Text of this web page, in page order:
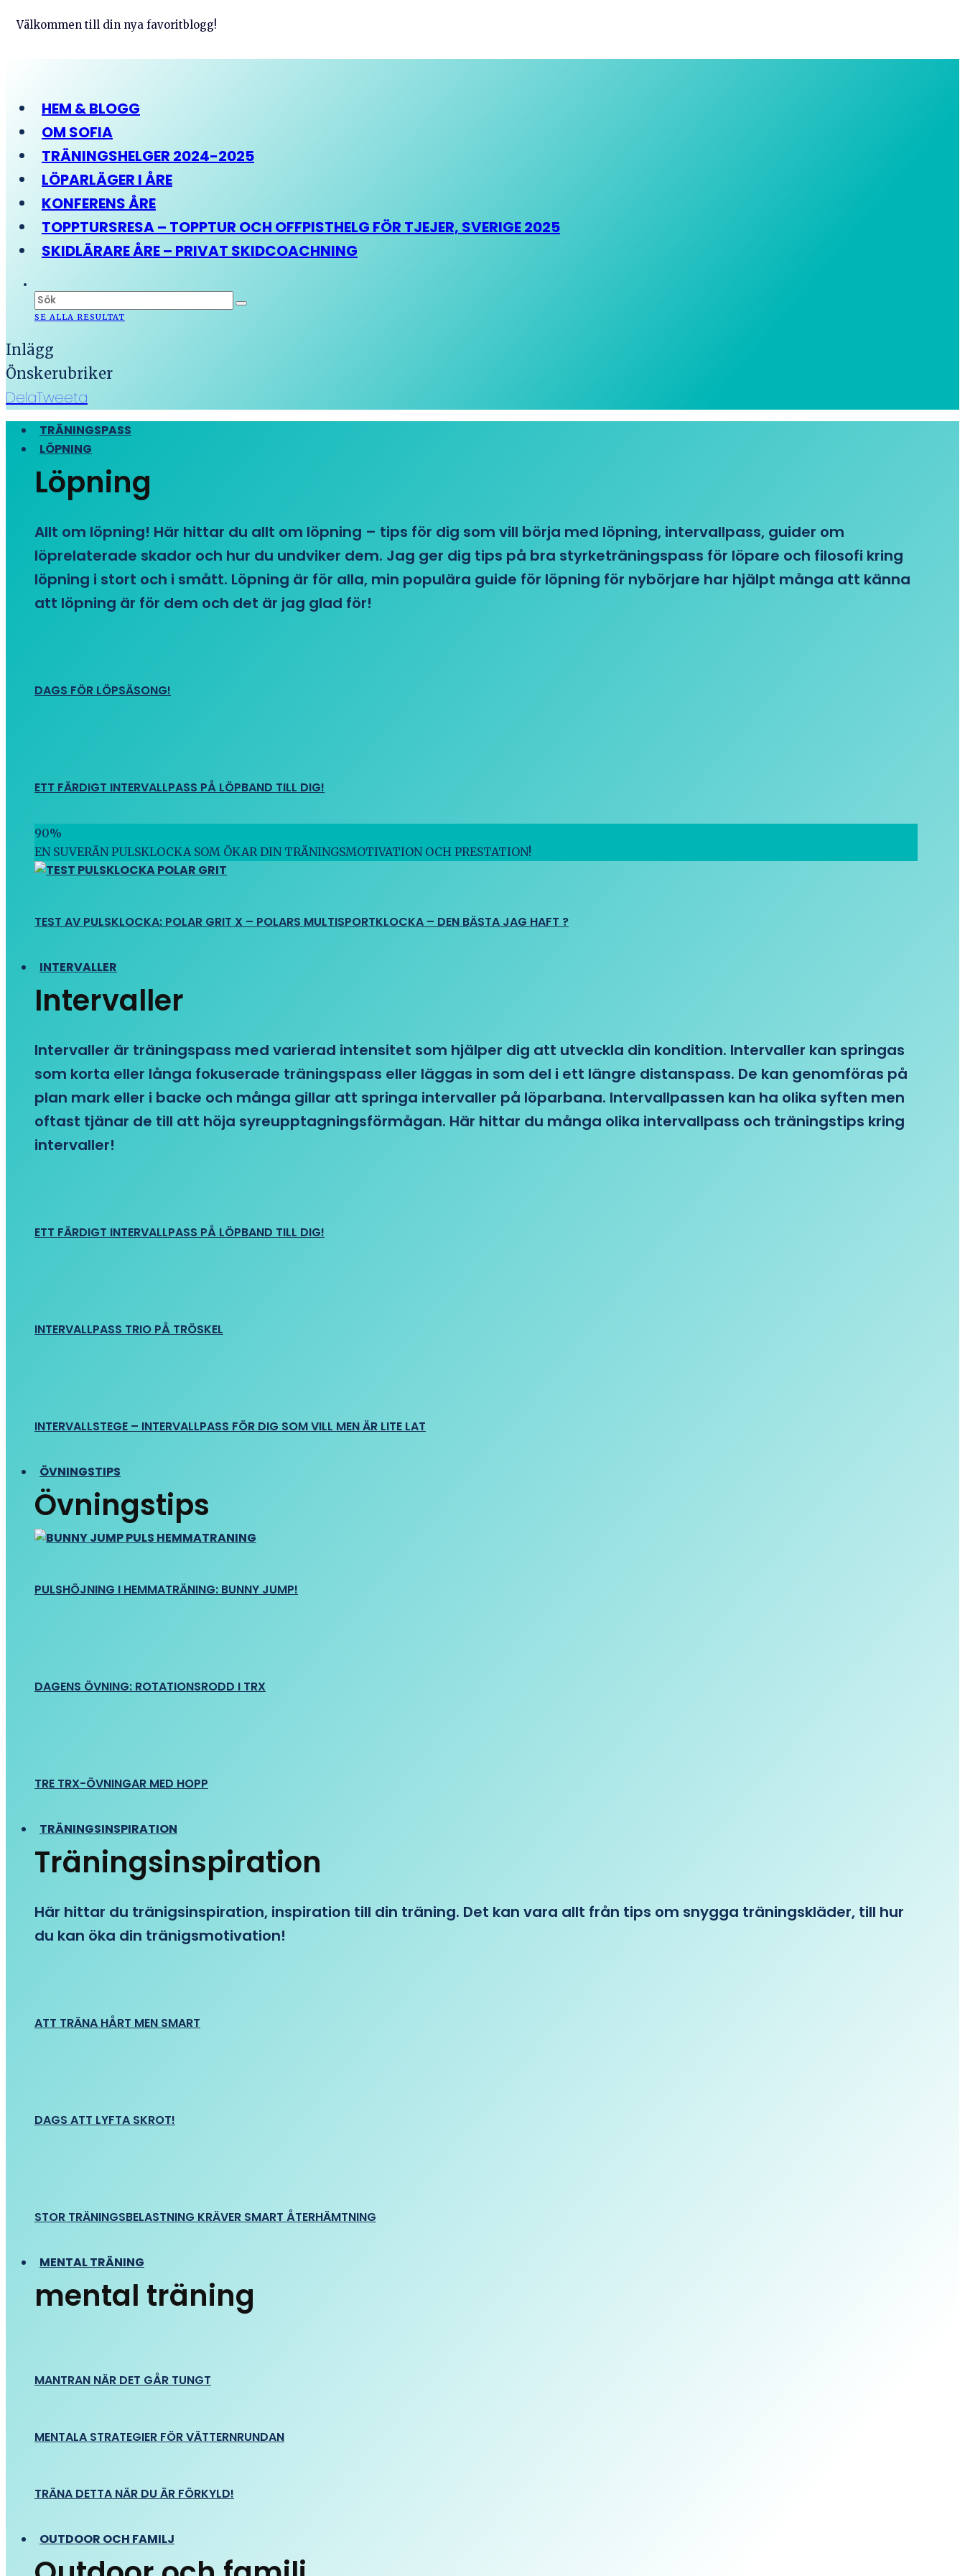
Välkommen till din nya favoritblogg!
HEM & BLOGG
OM SOFIA
TRÄNINGSHELGER 2024-2025
LÖPARLÄGER I ÅRE
KONFERENS ÅRE
TOPPTURSRESA – TOPPTUR OCH OFFPISTHELG FÖR TJEJER, SVERIGE 2025
SKIDLÄRARE ÅRE – PRIVAT SKIDCOACHNING
SE ALLA RESULTAT
Inlägg
Önskerubriker
DelaTweeta
TRÄNINGSPASS
LÖPNING
Löpning
Allt om löpning! Här hittar du allt om löpning – tips för dig som vill börja med löpning, intervallpass, guider om
löprelaterade skador och hur du undviker dem. Jag ger dig tips på bra styrketräningspass för löpare och filosofi kring
löpning i stort och i smått. Löpning är för alla, min populära guide för löpning för nybörjare har hjälpt många att känna
att löpning är för dem och det är jag glad för!
DAGS FÖR LÖPSÄSONG!
ETT FÄRDIGT INTERVALLPASS PÅ LÖPBAND TILL DIG!
90%
EN SUVERÄN PULSKLOCKA SOM ÖKAR DIN TRÄNINGSMOTIVATION OCH PRESTATION!
TEST AV PULSKLOCKA: POLAR GRIT X – POLARS MULTISPORTKLOCKA – DEN BÄSTA JAG HAFT ?
INTERVALLER
Intervaller
Intervaller är träningspass med varierad intensitet som hjälper dig att utveckla din kondition. Intervaller kan springas
som korta eller långa fokuserade träningspass eller läggas in som del i ett längre distanspass. De kan genomföras på
plan mark eller i backe och många gillar att springa intervaller på löparbana. Intervallpassen kan ha olika syften men
oftast tjänar de till att höja syreupptagningsförmågan. Här hittar du många olika intervallpass och träningstips kring
intervaller!
ETT FÄRDIGT INTERVALLPASS PÅ LÖPBAND TILL DIG!
INTERVALLPASS TRIO PÅ TRÖSKEL
INTERVALLSTEGE – INTERVALLPASS FÖR DIG SOM VILL MEN ÄR LITE LAT
ÖVNINGSTIPS
Övningstips
PULSHÖJNING I HEMMATRÄNING: BUNNY JUMP!
DAGENS ÖVNING: ROTATIONSRODD I TRX
TRE TRX-ÖVNINGAR MED HOPP
TRÄNINGSINSPIRATION
Träningsinspiration
Här hittar du tränigsinspiration, inspiration till din träning. Det kan vara allt från tips om snygga träningskläder, till hur
du kan öka din tränigsmotivation!
ATT TRÄNA HÅRT MEN SMART
DAGS ATT LYFTA SKROT!
STOR TRÄNINGSBELASTNING KRÄVER SMART ÅTERHÄMTNING
MENTAL TRÄNING
mental träning
MANTRAN NÄR DET GÅR TUNGT
MENTALA STRATEGIER FÖR VÄTTERNRUNDAN
TRÄNA DETTA NÄR DU ÄR FÖRKYLD!
OUTDOOR OCH FAMILJ